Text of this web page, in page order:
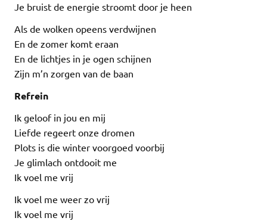
Je bruist de energie stroomt door je heen
Als de wolken opeens verdwijnen
En de zomer komt eraan
En de lichtjes in je ogen schijnen
Zijn m’n zorgen van de baan
Refrein
Ik geloof in jou en mij
Liefde regeert onze dromen
Plots is die winter voorgoed voorbij
Je glimlach ontdooit me
Ik voel me vrij
Ik voel me weer zo vrij
Ik voel me vrij